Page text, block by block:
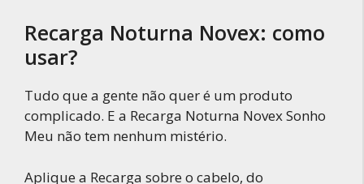
Recarga Noturna Novex: como
usar?
Tudo que a gente não quer é um produto
complicado. E a Recarga Noturna Novex Sonho
Meu não tem nenhum mistério.
Aplique a Recarga sobre o cabelo, do